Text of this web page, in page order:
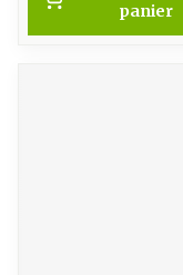
panier